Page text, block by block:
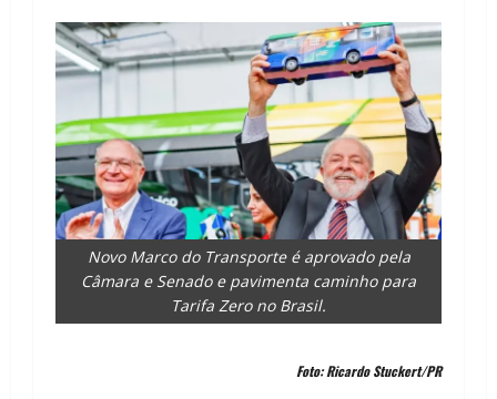
Novo Marco do Transporte é aprovado pela
Câmara e Senado e pavimenta caminho para
Tarifa Zero no Brasil.
Foto: Ricardo Stuckert/PR